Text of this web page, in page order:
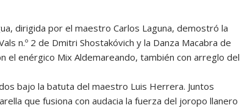
dirigida por el maestro Carlos Laguna, demostró la
n.º 2 de Dmitri Shostakóvich y la Danza Macabra de
el enérgico Mix Aldemareando, también con arreglo del
bajo la batuta del maestro Luis Herrera. Juntos
que fusiona con audacia la fuerza del joropo llanero